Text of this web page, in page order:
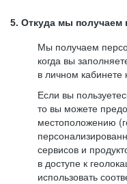
5. Откуда мы
Мы получаем
когда вы
в личном кабинете
Если вы
то вы можете
местоположению
сервисов и
в доступе к
использовать